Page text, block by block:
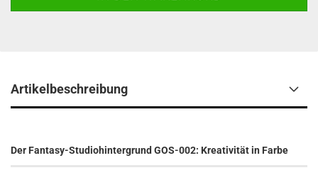
Artikelbeschreibung
Der Fantasy-Studiohintergrund GOS-002: Kreativität in Farbe